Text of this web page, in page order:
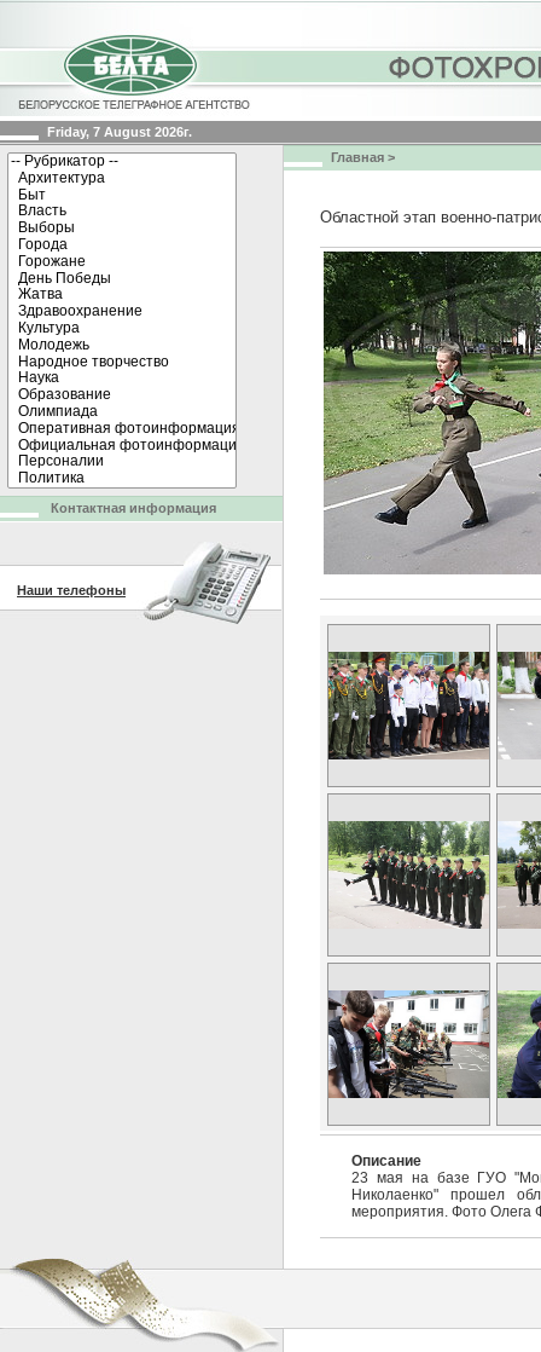
Friday, 7 August 2026г.
Главная >
Областной этап военно-
Описание
23 мая на базе ГУО
Николаенко" прошел
мероприятия. Фото Олега
Контактная информация
Наши телефоны